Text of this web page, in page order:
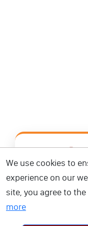
📿 आज
सभी व्रत,
📅
We use cookies to
experience on our
site, you agree to
more